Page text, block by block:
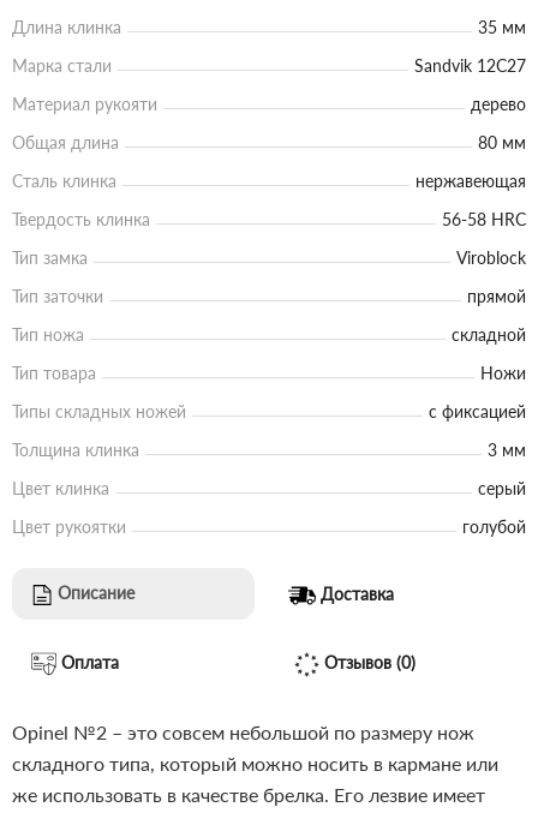
Длина клинка
35 мм
Марка стали
Sandvik 12C27
Материал рукояти
дерево
Общая длина
80 мм
Сталь клинка
нержавеющая
Твердость клинка
56-58 HRC
Тип замка
Viroblock
Тип заточки
прямой
Тип ножа
складной
Тип товара
Ножи
Типы складных ножей
с фиксацией
Толщина клинка
3 мм
Цвет клинка
серый
Цвет рукоятки
голубой
Описание Доставка
Оплата Отзывов (0)
Opinel №2 – это совсем небольшой по размеру нож
складного типа, который можно носить в кармане или
же использовать в качестве брелка. Его лезвие имеет